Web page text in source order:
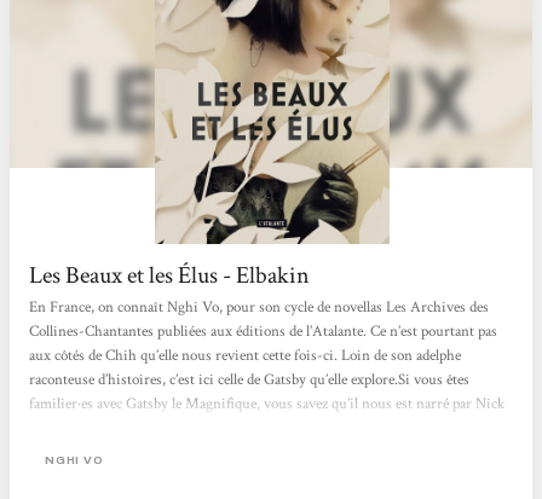
Les Beaux et les Élus - Elbakin
En France, on connaît Nghi Vo, pour son cycle de novellas Les Archives des
Collines-Chantantes publiées aux éditions de l’Atalante. Ce n’est pourtant pas
aux côtés de Chih qu’elle nous revient cette fois-ci. Loin de son adelphe
raconteuse d’histoires, c’est ici celle de Gatsby qu’elle explore.Si vous êtes
familier·es avec Gatsby le Magnifique, vous savez qu’il nous est narré par Nick
Daisy, Gatsby. Voici donc trois protagonistes du roman de Fitzgerald. Mais
NGHI VO